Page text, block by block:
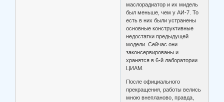
маслорадиатор и их мидель
был меньше, чем у АИ-7. То
есть в них были устранены
основные конструктивные
недостатки предыдущей
модели. Сейчас они
законсервированы и
хранятся в 6-й лаборатории
ЦИАМ.
После официального
прекращения, работы велись
мною внепланово, правда,